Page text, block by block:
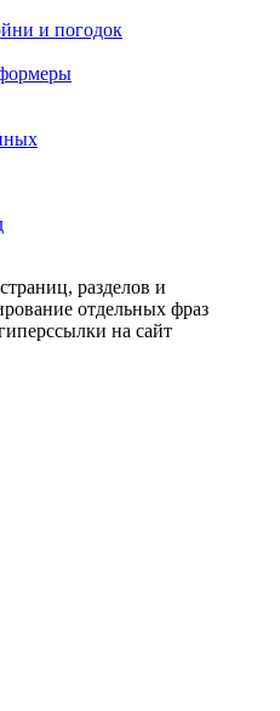
и погодок
разделов и
отдельных фраз
на сайт